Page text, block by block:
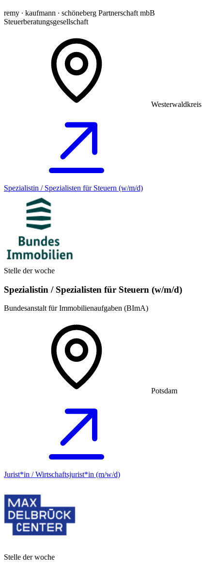
remy ∙ kaufmann ∙ schöneberg Partnerschaft mbB
Steuerberatungsgesellschaft
Westerwaldkreis
Spezialistin / Spezialisten für Steuern (w/m/d)
Stelle der woche
Spezialistin / Spezialisten für Steuern (w/m/d)
Bundesanstalt für Immobilienaufgaben (BImA)
Potsdam
Jurist*in / Wirtschafts­jurist*in (m/w/d)
Stelle der woche